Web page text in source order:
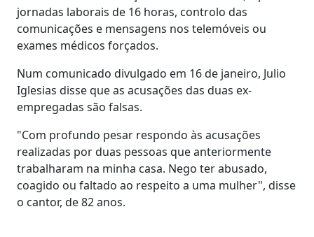
jornadas laborais de 16 horas, controlo das
comunicações e mensagens nos telemóveis ou
exames médicos forçados.
Num comunicado divulgado em 16 de janeiro, Julio
Iglesias disse que as acusações das duas ex-
empregadas são falsas.
"Com profundo pesar respondo às acusações
realizadas por duas pessoas que anteriormente
trabalharam na minha casa. Nego ter abusado,
coagido ou faltado ao respeito a uma mulher", disse
o cantor, de 82 anos.